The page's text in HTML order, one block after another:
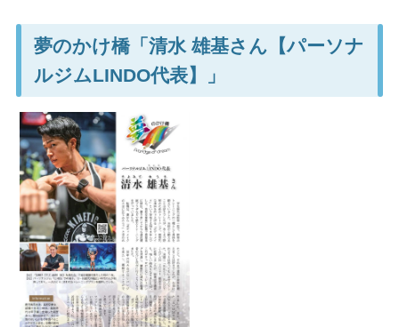
夢のかけ橋「清水 雄基さん【パーソナ
ルジムLINDO代表】」